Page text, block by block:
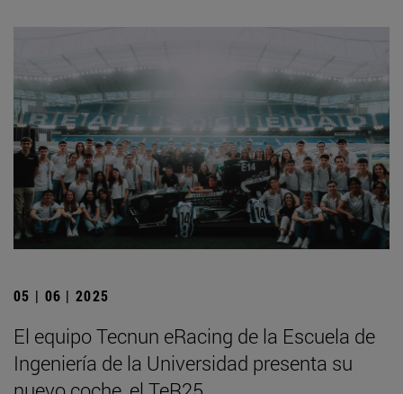
05 | 06 | 2025
El equipo Tecnun eRacing de la Escuela de
Ingeniería de la Universidad presenta su